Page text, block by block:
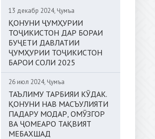
13 декабр 2024, Ҷумъа
ҚОНУНИ ҶУМҲУРИИ
ТОҶИКИСТОН ДАР БОРАИ
БУҶЕТИ ДАВЛАТИИ
ҶУМҲУРИИ ТОҶИКИСТОН
БАРОИ СОЛИ 2025
26 июл 2024, Ҷумъа
ТАЪЛИМУ ТАРБИЯИ КӮДАК.
ҚОНУНИ НАВ МАСЪУЛИЯТИ
ПАДАРУ МОДАР, ОМӮЗГОР
ВА ҶОМЕАРО ТАҚВИЯТ
МЕБАХШАД